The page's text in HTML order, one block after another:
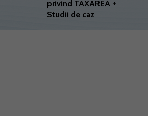
privind TAXAREA +
Studii de caz